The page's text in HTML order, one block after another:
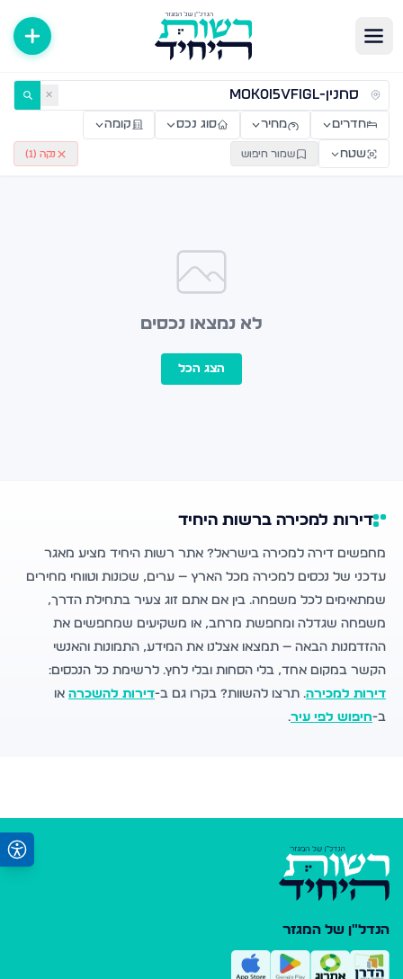
דירות למכירה ולהשכרה — רשות היחיד ✕
חדרים מחיר סוג נכס קומה
שטח שמור חיפוש נקה ( 1
)
לא נמצאו נכסים
הצג הכל
דירות למכירה ברשות היחיד
מחפשים דירה למכירה בישראל? אתר רשות היחיד מציע מאגר
עדכני של נכסים למכירה מכל הארץ — ערים, שכונות וטווחי מחירים
שמתאימים לכל משפחה. בין אם אתם זוג צעיר בתחילת הדרך,
משפחה שגדלה ומחפשת מרחב, או משקיעים שמחפשים את
ההזדמנות הבאה — תמצאו אצלנו את המידע, התמונות והאנשי
הקשר במקום אחד, בלי הסחות ובלי לחץ. לרשימת כל הנכסים:
דירות למכירה. תרצו להשוות? בקרו גם ב-דירות להשכרה או
ב-חיפוש לפי עיר.
הנדל"ן של המגזר